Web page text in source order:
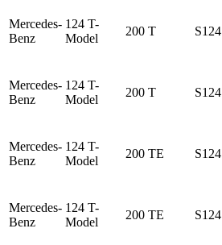
Mercedes-
Benz
124 T-
Model
200 T S124
Mercedes-
Benz
124 T-
Model
200 T S124
Mercedes-
Benz
124 T-
Model
200 TE S124
Mercedes-
Benz
124 T-
Model
200 TE S124